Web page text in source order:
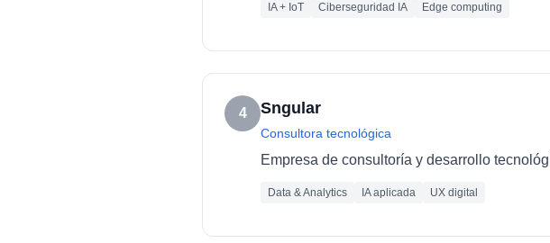
IA + IoT Ciberseguridad IA Edge computing
4 Sngular
Consultora tecnológica
Empresa de consultoría y desarrollo
Data & Analytics IA aplicada UX digital